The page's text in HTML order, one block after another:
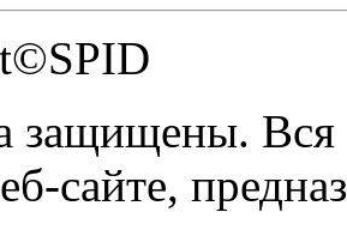
защищены.
сайте,